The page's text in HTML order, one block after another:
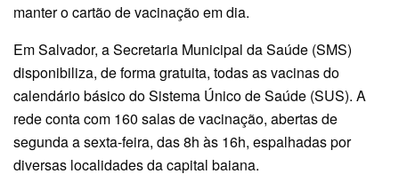
manter o cartão de vacinação em dia.
Em Salvador, a Secretaria Municipal da Saúde (SMS)
disponibiliza, de forma gratuita, todas as vacinas do
calendário básico do Sistema Único de Saúde (SUS). A
rede conta com 160 salas de vacinação, abertas de
segunda a sexta-feira, das 8h às 16h, espalhadas por
diversas localidades da capital baiana.